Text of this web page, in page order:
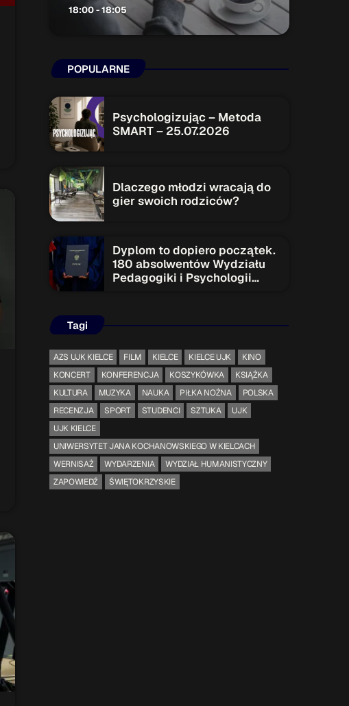
Audycja
Serwis Informacyjny
Serwis Informacyjny
10:00 - 10:05
Serwis Informacyjny
TOP CHART
18:00 - 18:05
POPULARNE
Psychologizując – Metoda
SMART – 25.07.2026
Dlaczego młodzi wracają do
gier swoich rodziców?
Dyplom to dopiero początek.
180 absolwentów Wydziału
Pedagogiki i Psychologii
Tagi
AZS UJK KIELCE FILM KIELCE KIELCE UJK
KINO
KONCERT
KONFERENCJA KOSZYKÓWKA
KSIĄŻKA
KULTURA
MUZYKA NAUKA PIŁKA NOŻNA
POLSKA
RECENZJA
SPORT STUDENCI SZTUKA
UJK
UJK KIELCE
UNIWERSYTET JANA KOCHANOWSKIEGO W KIELCACH
WERNISAŻ
WYDARZENIA
WYDZIAŁ HUMANISTYCZNY
ZAPOWIEDŹ
ŚWIĘTOKRZYSKIE